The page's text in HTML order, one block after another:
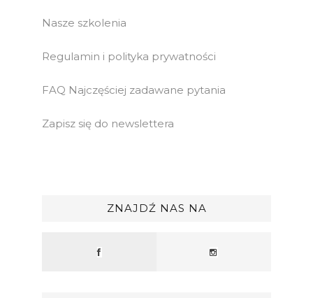
Nasze szkolenia
Regulamin i polityka prywatności
FAQ Najczęściej zadawane pytania
Zapisz się do newslettera
ZNAJDŹ NAS NA